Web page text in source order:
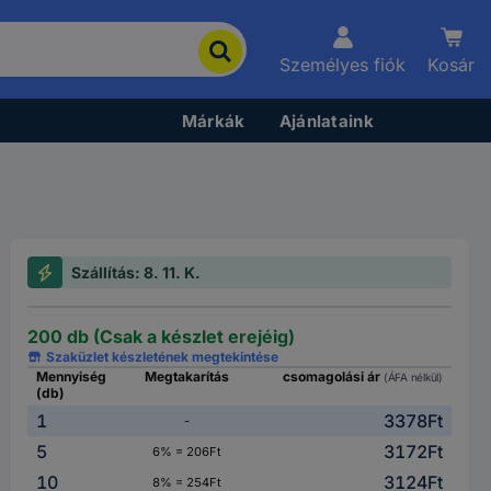
Személyes fiók Kosár
Márkák Ajánlataink
Szállítás: 8. 11. K.
200 db (Csak a készlet erejéig)
Szaküzlet készletének megtekintése
Mennyiség
(db)
Megtakarítás csomagolási ár (ÁFA nélkül)
1 -
3378Ft
5
6% = 206Ft
3172Ft
10
8% = 254Ft
3124Ft